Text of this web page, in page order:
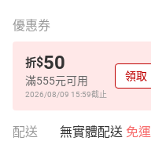
優惠券
折$50
滿555元可用
2026/08/09 15:59截止
領取
配送 無實體配送 免運